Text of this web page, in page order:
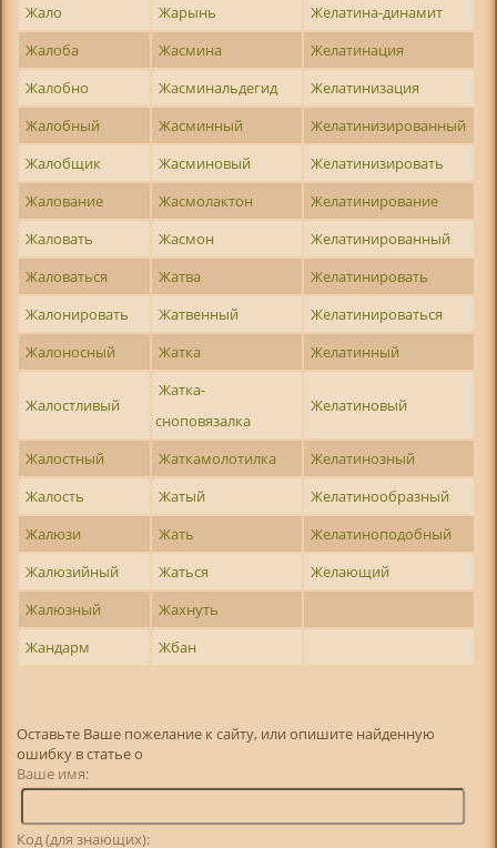
Жало
Жарынь
Желатина-динамит
Жалоба
Жасмина
Желатинация
Жалобно
Жасминальдегид
Желатинизация
Жалобный
Жасминный
Желатинизированный
Жалобщик
Жасминовый
Желатинизировать
Жалование
Жасмолактон
Желатинирование
Жаловать
Жасмон
Желатинированный
Жаловаться
Жатва
Желатинировать
Жалонировать
Жатвенный
Желатинироваться
Жалоносный
Жатка Желатинный
Жалостливый
Жатка-
сноповязалка
Желатиновый
Жалостный Жаткамолотилка
Желатинозный
Жалость
Жатый
Желатинообразный
Жалюзи
Жать
Желатиноподобный
Жалюзийный
Жаться
Желающий
Жалюзный
Жахнуть
Жандарм
Жбан
Оставьте Ваше пожелание к сайту, или опишите найденную
ошибку в статье о
Ваше имя:
Код (для знающих):